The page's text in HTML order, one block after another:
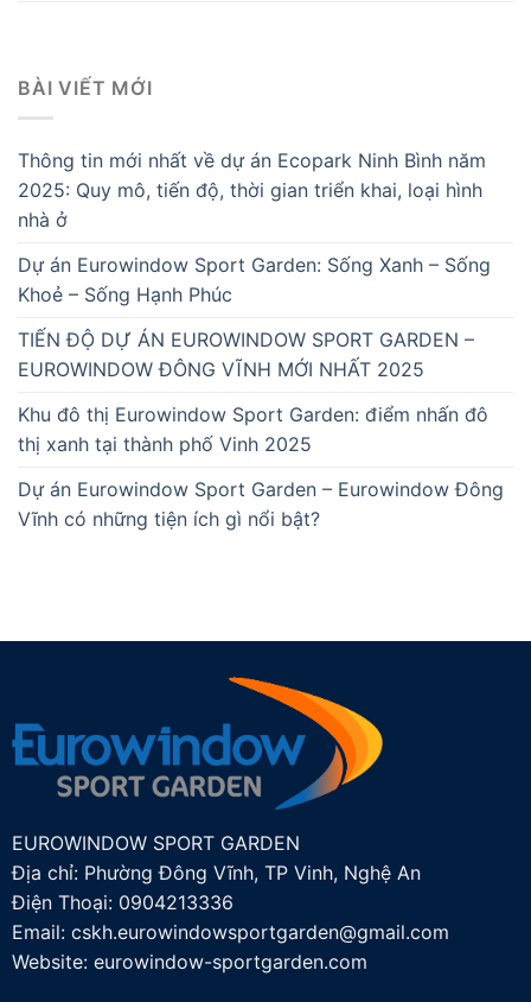
BÀI VIẾT MỚI
Thông tin mới nhất về dự án Ecopark Ninh Bình năm
2025: Quy mô, tiến độ, thời gian triển khai, loại hình
nhà ở
Dự án Eurowindow Sport Garden: Sống Xanh – Sống
Khoẻ – Sống Hạnh Phúc
TIẾN ĐỘ DỰ ÁN EUROWINDOW SPORT GARDEN –
EUROWINDOW ĐÔNG VĨNH MỚI NHẤT 2025
Khu đô thị Eurowindow Sport Garden: điểm nhấn đô
thị xanh tại thành phố Vinh 2025
Dự án Eurowindow Sport Garden – Eurowindow Đông
Vĩnh có những tiện ích gì nổi bật?
EUROWINDOW SPORT GARDEN
Địa chỉ: Phường Đông Vĩnh, TP Vinh, Nghệ An
Điện Thoại: 0904213336
Email: cskh.eurowindowsportgarden@gmail.com
Website: eurowindow-sportgarden.com